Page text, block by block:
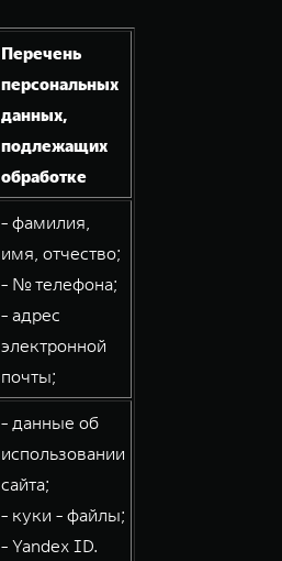
Перечень
персональных
данных,
подлежащих
обработке
- фамилия,
имя, отчество;
- № телефона;
- адрес
электронной
почты;
- данные об
использовании
сайта;
- куки - файлы;
- Yandex ID.